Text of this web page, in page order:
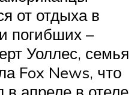
от отдыха в
погибших –
Уоллес, семья
Fox News, что